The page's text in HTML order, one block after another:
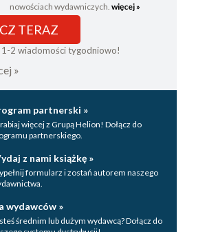
nowościach wydawniczych. więcej »
TERAZ
1-2 wiadomości tygodniowo!
»
partnerski »
więcej z Grupą Helion! Dołącz do
partnerskiego.
z nami książkę »
formularz i zostań autorem naszego
wydawców »
średnim lub dużym wydawcą? Dołącz do